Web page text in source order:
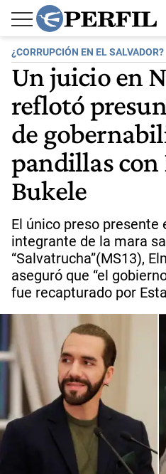
¿CORRUPCIÓN EN EL SALVADOR?
Un juicio en
reflotó
de
pandillas con
Bukele
El único preso presente
integrante de la mara
“Salvatrucha”(MS13),
aseguró que “el
fue recapturado por